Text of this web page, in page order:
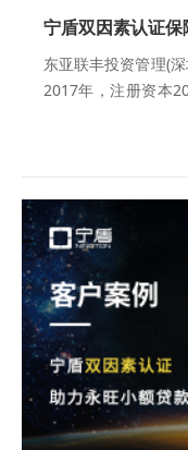
宁盾双因素认证
航远程办公
东亚联丰投资管理(
2017年，注册资本
资的唯一股东为东
年，属于老牌私募
立足于国内市场具
限公司业务扩展至全